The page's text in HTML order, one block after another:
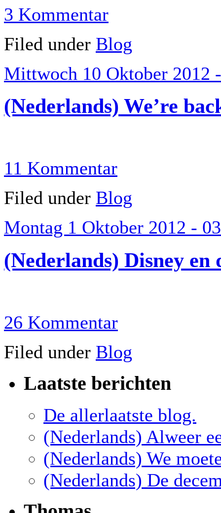
3 Kommentar
Filed under Blog
Mittwoch 10 Oktober 2012
(Nederlands) We’re
11 Kommentar
Filed under Blog
Montag 1 Oktober 2012 -
(Nederlands) Disney
26 Kommentar
Filed under Blog
Laatste berichten
De allerlaatste blog.
(Nederlands) Alweer
(Nederlands) We
(Nederlands) De